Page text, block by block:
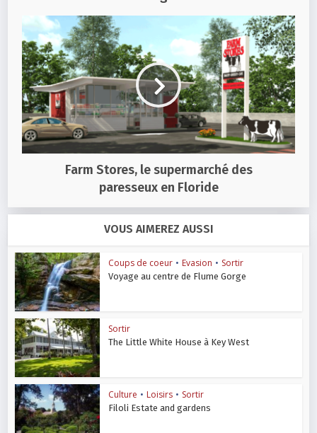
Farm Stores, le supermarché des
paresseux en Floride
VOUS AIMEREZ AUSSI
Coups de coeur • Evasion • Sortir
Voyage au centre de Flume Gorge
Sortir
The Little White House à Key West
Culture • Loisirs • Sortir
Filoli Estate and gardens